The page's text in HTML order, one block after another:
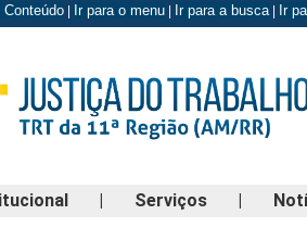
Conteúdo Ir para o menu Ir para a busca| Ir
| Serviços |